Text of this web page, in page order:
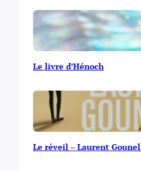
Le livre d’Hénoch
Le réveil – Laurent